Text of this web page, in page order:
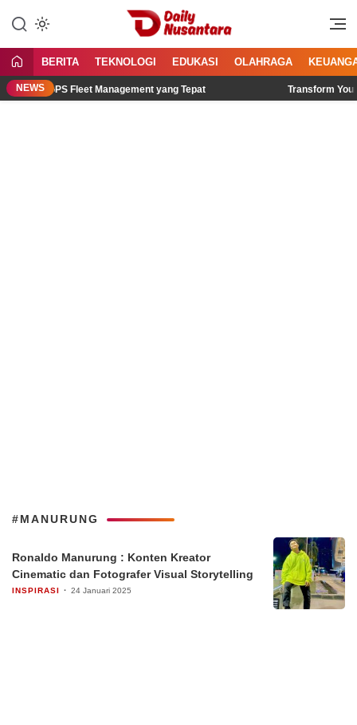
konten
Daily Nusantara
Menyajikan Fakta, Menginspirasi
BERITA TEKNOLOGI EDUKASI OLAHRAGA
NEWSGPS Fleet Management yang Tepat Transform Your
#MANURUNG
Ronaldo Manurung : Konten Kreator
Cinematic dan Fotografer Visual Storytelling
INSPIRASI 24 Januari 2025